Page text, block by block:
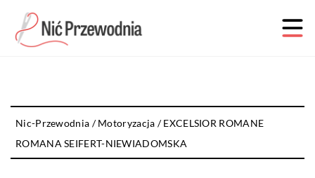
Nic-Przewodnia /Motoryzacja /EXCELSIOR ROMANE
ROMANA SEIFERT-NIEWIADOMSKA